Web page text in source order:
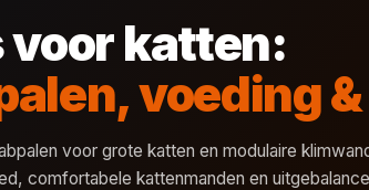
voor katten:
voeding
voor grote katten en modulaire
comfortabele kattenmanden en